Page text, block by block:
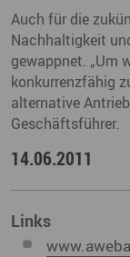
Auch für die
Nachhaltigkeit
gewappnet. „Um
konkurrenzfähig
alternative
Geschäftsführer.
14.06.2011
Links